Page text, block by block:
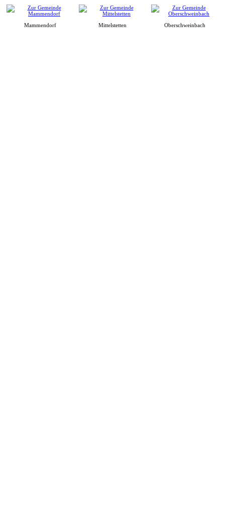
Mammendorf Mittelstetten Oberschweinbach